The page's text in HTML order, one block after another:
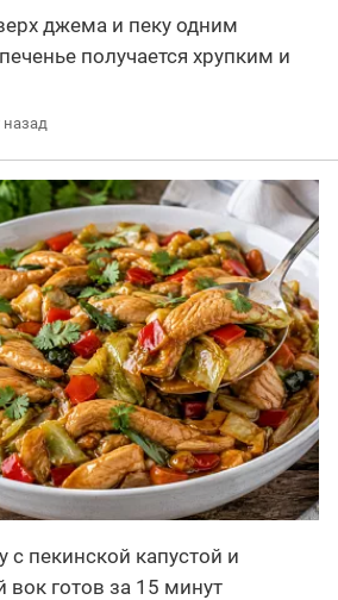
джема и пеку одним
получается хрупким и
назад
пекинской капустой и
готов за 15 минут